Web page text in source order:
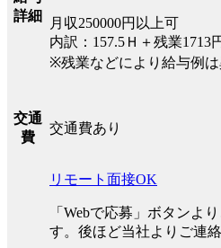
詳細
月収250000円以上可
内訳：157.5Ｈ＋残業1713
※残業などにより給与例は
交通
費
交通費あり
リモート面接OK
「Webで応募」ボタンよ
す。後ほど当社よりご連